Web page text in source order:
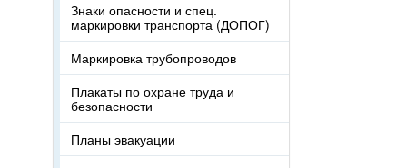
Знаки опасности и спец.
маркировки транспорта (ДОПОГ)
Маркировка трубопроводов
Плакаты по охране труда и
безопасности
Планы эвакуации